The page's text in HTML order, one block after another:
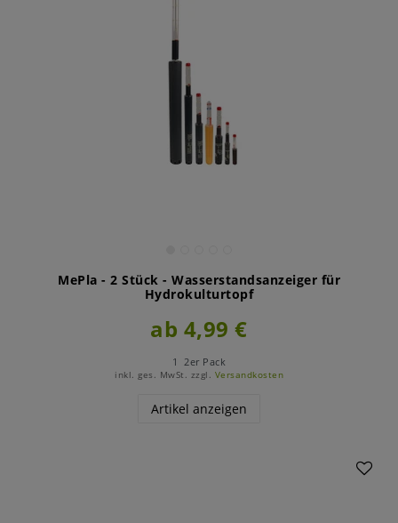
MePla - 2 Stück - Wasserstandsanzeiger für
Hydrokulturtopf
ab 4,99 €
1 2er Pack
inkl. ges. MwSt. zzgl. Versandkosten
Artikel anzeigen